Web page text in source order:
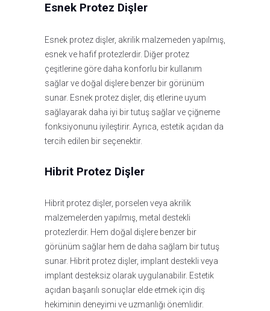
Esnek Protez Dişler
Esnek protez dişler, akrilik malzemeden yapılmış,
esnek ve hafif protezlerdir. Diğer protez
çeşitlerine göre daha konforlu bir kullanım
sağlar ve doğal dişlere benzer bir görünüm
sunar. Esnek protez dişler, diş etlerine uyum
sağlayarak daha iyi bir tutuş sağlar ve çiğneme
fonksiyonunu iyileştirir. Ayrıca, estetik açıdan da
tercih edilen bir seçenektir.
Hibrit Protez Dişler
Hibrit protez dişler, porselen veya akrilik
malzemelerden yapılmış, metal destekli
protezlerdir. Hem doğal dişlere benzer bir
görünüm sağlar hem de daha sağlam bir tutuş
sunar. Hibrit protez dişler, implant destekli veya
implant desteksiz olarak uygulanabilir. Estetik
açıdan başarılı sonuçlar elde etmek için diş
hekiminin deneyimi ve uzmanlığı önemlidir.